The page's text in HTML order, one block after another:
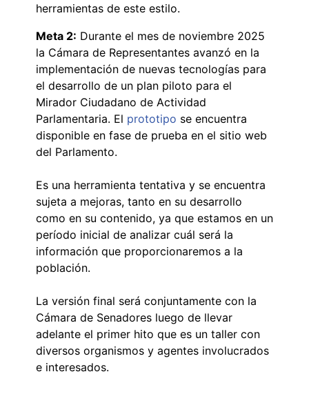
herramientas de este estilo.
Meta 2: Durante el mes de noviembre 2025
la Cámara de Representantes avanzó en la
implementación de nuevas tecnologías para
el desarrollo de un plan piloto para el
Mirador Ciudadano de Actividad
Parlamentaria. El prototipo se encuentra
disponible en fase de prueba en el sitio web
del Parlamento.
Es una herramienta tentativa y se encuentra
sujeta a mejoras, tanto en su desarrollo
como en su contenido, ya que estamos en un
período inicial de analizar cuál será la
información que proporcionaremos a la
población.
La versión final será conjuntamente con la
Cámara de Senadores luego de llevar
adelante el primer hito que es un taller con
diversos organismos y agentes involucrados
e interesados.